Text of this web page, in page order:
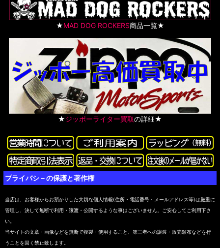
★MAD DOG ROCKERS商品一覧★
★ジッポーライター買取の詳細★
プライバシ－の保護と著作権
当店は、お客様からお預かりした大切な個人情報(住所・電話番号・メールアドレス等)は厳重に
管理し、決して無断で利用・譲渡・公開するような事はございません。ご安心してご利用下さ
い。
当サイトの文章・画像などを無断で複製・使用すること、第三者への譲渡・販売頒布などを行
うことを固く禁止致します。